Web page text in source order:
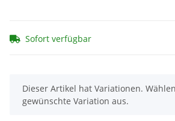
Sofort verfügbar
x
Dieser Artikel hat Variationen.
gewünschte Variation aus.